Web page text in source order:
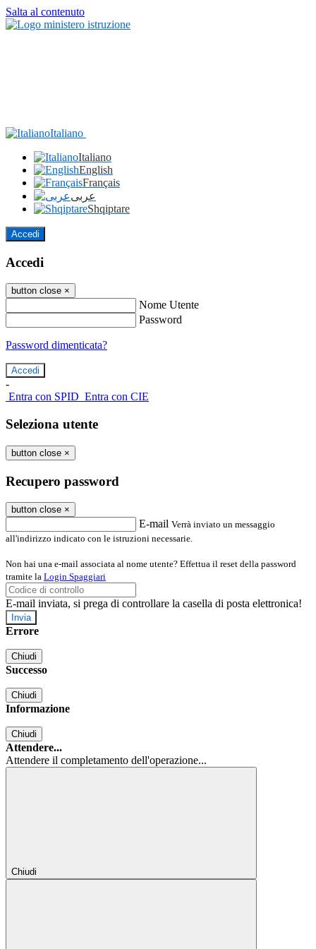
Salta al contenuto
Italiano
Italiano
English
Français
عربى
Shqiptare
Accedi
Accedi
button close ×
Nome Utente
Password
Password dimenticata?
-
Entra con SPID Entra con CIE
Seleziona utente
button close ×
Recupero password
button close ×
E-mail Verrà inviato un messaggio
all'indirizzo indicato con le istruzioni necessarie.
Non hai una e-mail associata al nome utente? Effettua il reset della password
tramite la Login Spaggiari
E-mail inviata, si prega di controllare la casella di posta elettronica!
Errore
Chiudi
Successo
Chiudi
Informazione
Chiudi
Attendere...
Attendere il completamento dell'operazione...
Chiudi